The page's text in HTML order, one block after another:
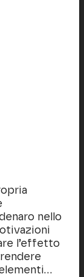
nello
l’effetto